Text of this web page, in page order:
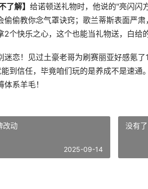
了解】 给诺顿送礼物时，他说的"亮闪闪
偷偷教你念气罩诀窍；歌兰蒂斯表面严
2个快乐之心，这个也能当礼物送，白给
迷恋！见过土豪老哥为刷赛丽亚好感氪
到信任，毕竟咱们玩的是养成不是速
系羊毛！
改动
2025-09-14
没有了